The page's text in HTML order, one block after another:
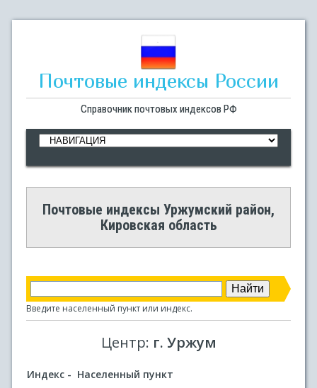
Почтовые индексы России
Справочник почтовых индексов РФ
Почтовые индексы Уржумский район,
Кировская область
Введите населенный пункт или индекс.
Центр: г. Уржум
Индекс - Населенный пункт